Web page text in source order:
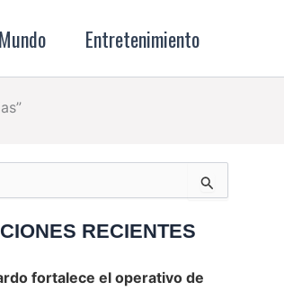
Mundo Entretenimiento
RECIENTES
fortalece el operativo de